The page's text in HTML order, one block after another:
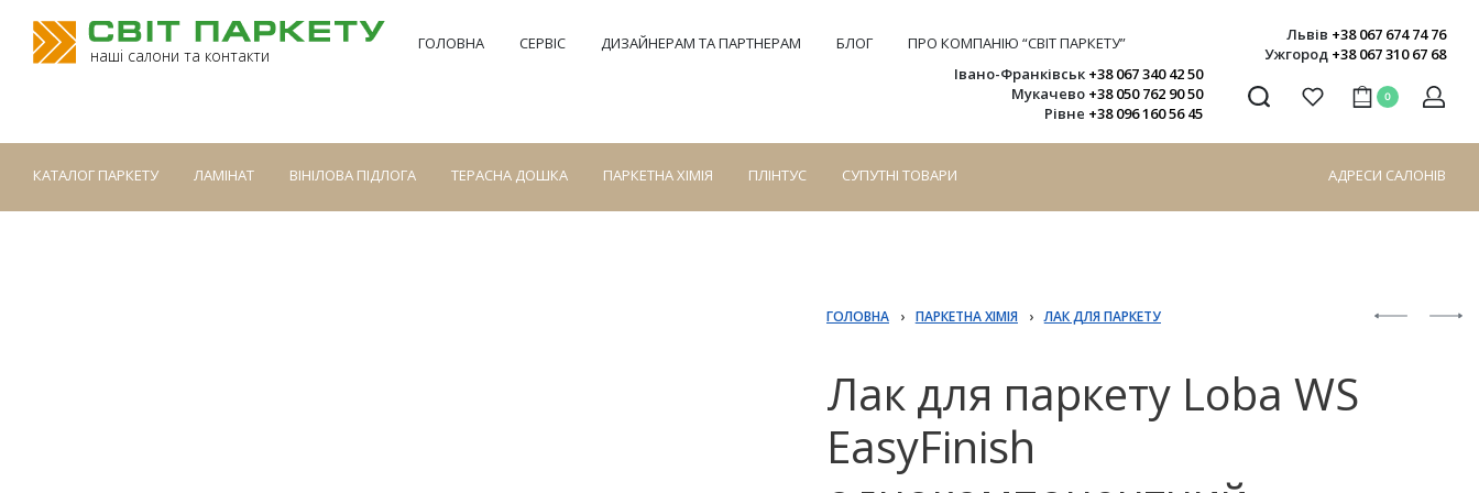
наші салони та контакти
ГОЛОВНА СЕРВІС ДИЗАЙНЕРАМ ТА ПАРТНЕРАМ БЛОГ ПРО КОМПАНІЮ “СВІТ ПАРКЕТУ” Львів +38 067 674 74 76
Ужгород +38 067 310 67 68
Івано-Франківськ +38 067 340 42 50
Мукачево +38 050 762 90 50
Рівне +38 096 160 56 45
0
КАТАЛОГ ПАРКЕТУ ЛАМІНАТ ВІНІЛОВА ПІДЛОГА ТЕРАСНА ДОШКА ПАРКЕТНА ХІМІЯ ПЛІНТУС СУПУТНІ ТОВАРИ АДРЕСИ САЛОНІВ
ГОЛОВНА › ПАРКЕТНА ХІМІЯ › ЛАК ДЛЯ ПАРКЕТУ
Лак для паркету Loba WS
EasyFinish